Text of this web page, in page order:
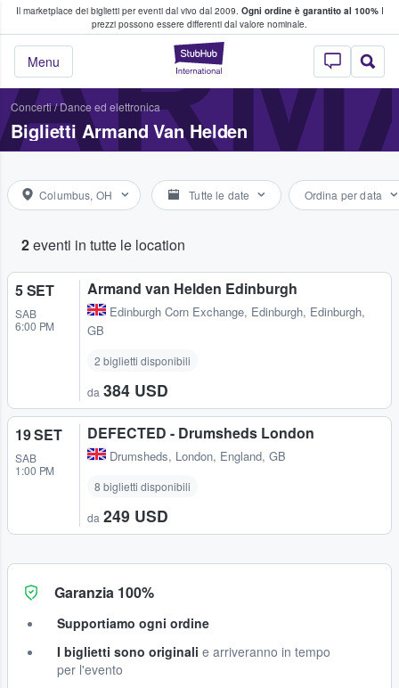
Il marketplace dei biglietti per eventi dal vivo dal 2009. Ogni ordine è garantito al 100%I
prezzi possono essere differenti dal valore nominale.
StubHub - Dove
Menu
fan comprano e vendono biglietti
Concerti/Dance ed elettronica
Biglietti Armand Van Helden
Columbus, OH Tutte le date Ordina per data
2eventi in tutte le location
5 SET
SAB
6:00 PM
Armand van Helden Edinburgh
Edinburgh Corn Exchange, Edinburgh, Edinburgh,
GB
2 biglietti disponibili
da 384 USD
19 SET
SAB
1:00 PM
DEFECTED - Drumsheds London
Drumsheds, London, England, GB
8 biglietti disponibili
da 249 USD
Garanzia 100%
Supportiamo ogni ordine
I biglietti sono originali e arriveranno in tempo
per l'evento